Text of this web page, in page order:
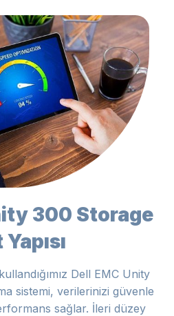
300 Storage
Dell EMC Unity
sistemi, verilerinizi güvenle
sağlar. İleri düzey